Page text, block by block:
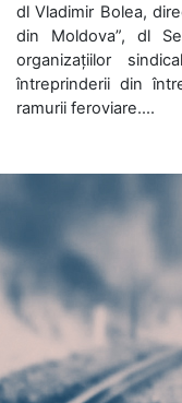
dl Vladimir Bolea,
din Moldova”, dl
organizațiilor
întreprinderii din
ramurii feroviare....